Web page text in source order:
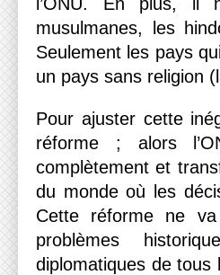
musulmanes, les
Seulement les pays
un pays sans religion
Pour ajuster cette
réforme ; alors
complètement et
du monde où les
Cette réforme ne
problèmes
diplomatiques de